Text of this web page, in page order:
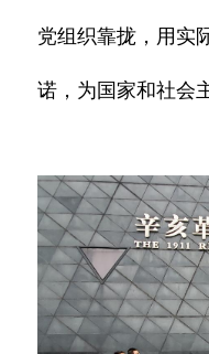
党组织靠拢，用实
诺，为国家和社会